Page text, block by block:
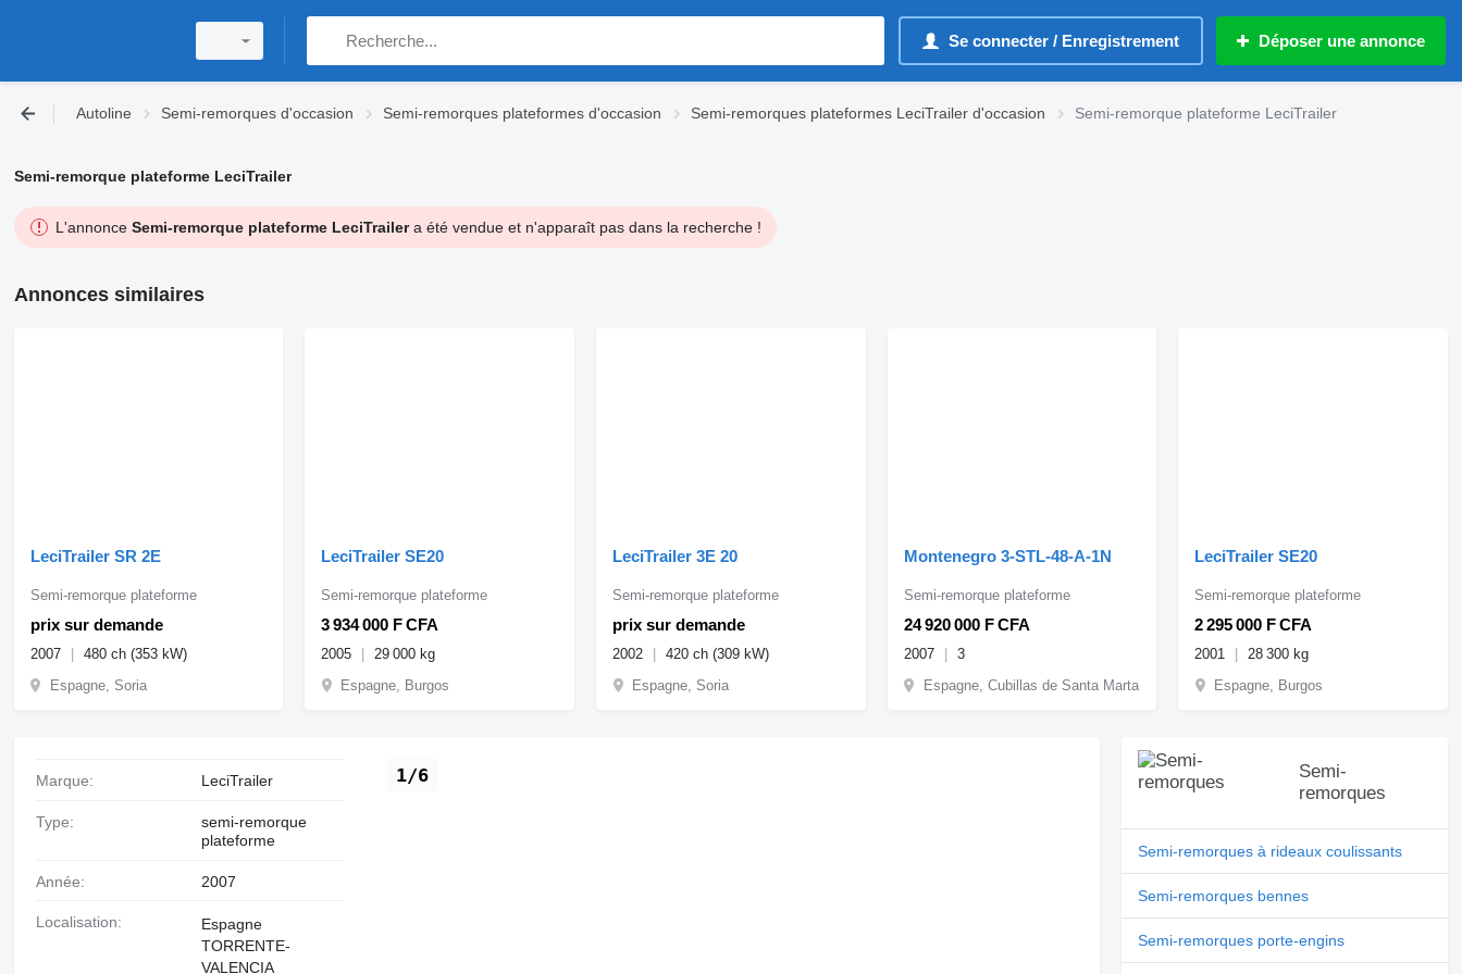
Se connecter / Enregistrement Déposer une annonce
Autoline Semi-remorques d'occasion Semi-remorques plateformes d'occasion Semi-remorques plateformes LeciTrailer d'occasion Semi-remorque plateforme LeciTrailer
Semi-remorque plateforme LeciTrailer
L'annonce Semi-remorque plateforme LeciTrailera été vendue et n'apparaît pas dans la recherche !
Annonces similaires
LeciTrailer SR 2E
prix sur demande
Semi-remorque plateforme
2007
480 ch (353 kW)
Espagne, Soria
LeciTrailer SE20
3 934 000 F CFA
Semi-remorque plateforme
2005
29 000 kg
Espagne, Burgos
LeciTrailer 3E 20
prix sur demande
Semi-remorque plateforme
2002
420 ch (309 kW)
Espagne, Soria
Montenegro 3-STL-48-A-1N
24 920 000 F CFA
Semi-remorque plateforme
2007
3
Espagne, Cubillas de Santa Marta
LeciTrailer SE20
2 295 000 F CFA
Semi-remorque plateforme
2001
28 300 kg
Espagne, Burgos
1/6
Marque: LeciTrailer
Type:
semi-remorque
plateforme
Année: 2007
Localisation:
Espagne
TORRENTE-
VALENCIA
Semi-
remorques
Semi-remorques à rideaux coulissants
Semi-remorques bennes
Semi-remorques porte-engins